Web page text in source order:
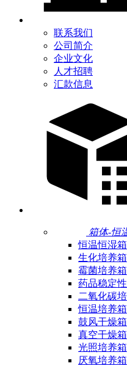
联系我们
公司简介
企业文化
人才招聘
汇款信息
箱体-恒
恒温恒湿箱
生化培养箱
霉菌培养箱
药品稳定
二氧化碳
恒温培养箱
鼓风干燥箱
真空干燥箱
光照培养
厌氧培养箱